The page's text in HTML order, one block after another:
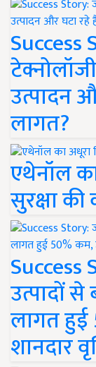
Success
उत्पादन
लागत?
एथेनॉल
सुरक्षा
उत्पादों
लागत
शानदार